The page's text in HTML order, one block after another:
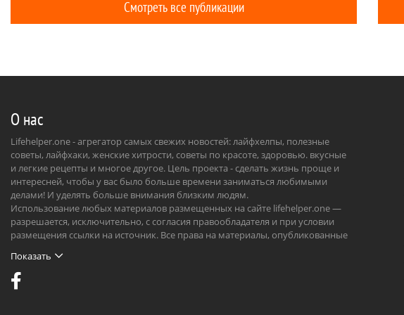
телевидения, которая сначала вела
ежедневную трансляцию на Москву и
Смотреть все публикации
О нас
Lifehelper.one - агрегатор самых свежих новостей: лайфхелпы, полезные
советы, лайфхаки, женские хитрости, советы по красоте, здоровью. вкусные
и легкие рецепты и многое другое. Цель проекта - сделать жизнь проще и
интересней, чтобы у вас было больше времени заниматься любимыми
делами! И уделять больше внимания близким людям.
Использование любых материалов размещенных на сайте lifehelper.one —
разрешается, исключительно, с согласия правообладателя и при условии
размещения ссылки на источник. Все права на материалы, опубликованные
Показать